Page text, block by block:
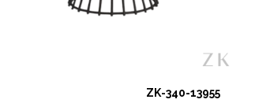
ZK-340-13955